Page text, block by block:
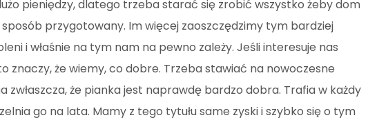
pieniędzy, dlatego trzeba starać się zrobić wszystko żeby dom
sposób przygotowany. Im więcej zaoszczędzimy tym bardziej
i właśnie na tym nam na pewno zależy. Jeśli interesuje nas
znaczy, że wiemy, co dobre. Trzeba stawiać na nowoczesne
zwłaszcza, że pianka jest naprawdę bardzo dobra. Trafia w każdy
go na lata. Mamy z tego tytułu same zyski i szybko się o tym